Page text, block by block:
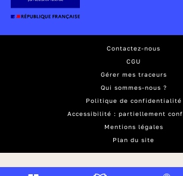
Contactez-nous
CGU
Gérer mes traceurs
Qui sommes-nous ?
Politique de confidentialité
Accessibilité : partiellement
Mentions légales
Plan du site